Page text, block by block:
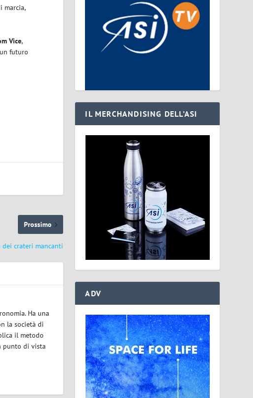
marcia,
Vice,
futuro
Prossimo
dei crateri mancanti
Ha una
la società di
il metodo
punto di vista
IL MERCHANDISING DELL’ASI
ADV